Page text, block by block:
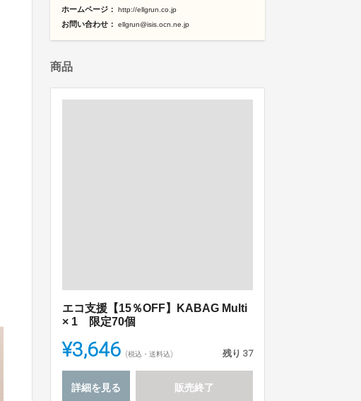
ホームページ： http://ellgrun.co.jp
お問い合わせ： ellgrun@isis.ocn.ne.jp
商品
エコ支援【15％OFF】KABAG Multi
× 1 限定70個
¥3,646 (税込・送料込) 残り 37
詳細を見る 販売終了